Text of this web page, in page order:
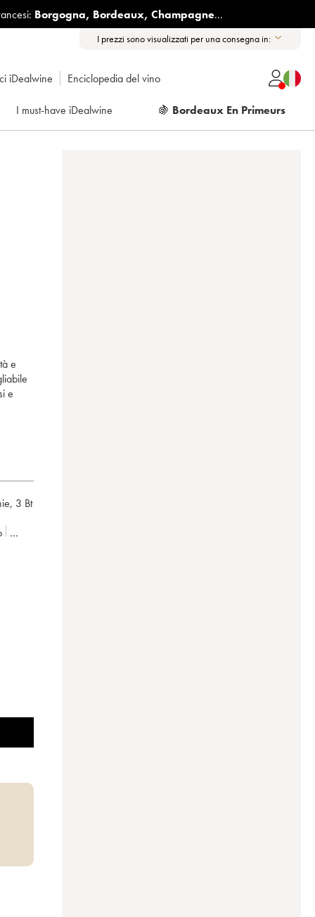
Borgogna, Bordeaux, Champagne...
I prezzi sono visualizzati per una consegna in:
iDealwine Enciclopedia del vino
I must-have iDealwine 🍇 Bordeaux En Primeurs
e
e
, 3 Bt